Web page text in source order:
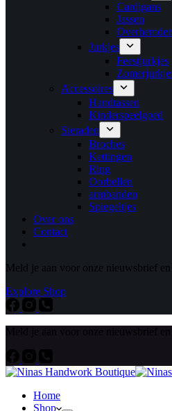
Cardigans
Jassen
Overhemden
Jurkjes
Feestjurkjes
Accessoires
Handtassen
Kinderspeelgoed
Sieraden
Broches
Kettingen
Ring
Oorbellen
armbanden
Spiegeltjes
Over ons
Contact
Meld je aan voor onze nieuwsbrief
Explore Shop
Home
Shop